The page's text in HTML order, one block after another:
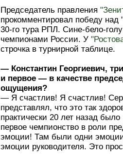
Председатель правления
прокомментировал победу над
30-го тура РПЛ. Сине-бело-
чемпионами России. У
строчка в турнирной таблице.
— Константин Георгиевич,
и первое — в качестве
ощущения?
— Я счастлив! Я счастлив!
представлял, что это так
практически 20 лет назад
первое чемпионство в роли
эмоции! Там были одни
эмоции руководителя. Это